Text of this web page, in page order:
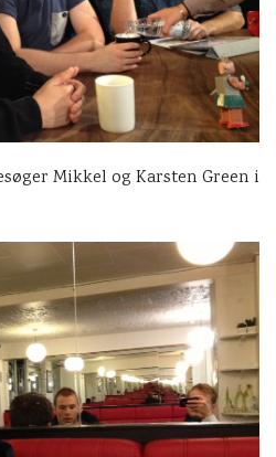
Mikkel og Karsten Green i